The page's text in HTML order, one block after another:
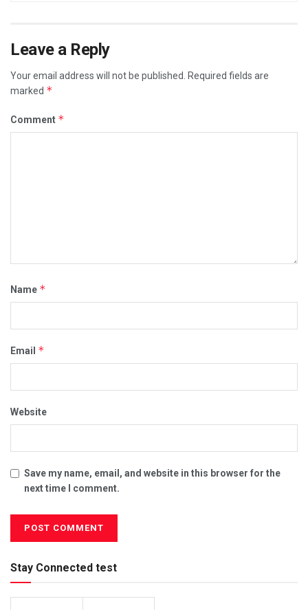
Leave a Reply
Your email address will not be published.
Required fields are
marked *
Comment *
Name *
Email *
Website
Save my name, email, and website in this browser for the
next time I comment.
Stay Connected test